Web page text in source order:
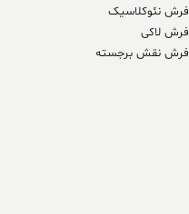
فرش نئوکلاسیک
فرش لاکی
فرش نقش برجسته